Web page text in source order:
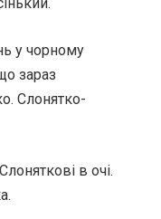
у чорному
зараз
Слонятко-
в очі.